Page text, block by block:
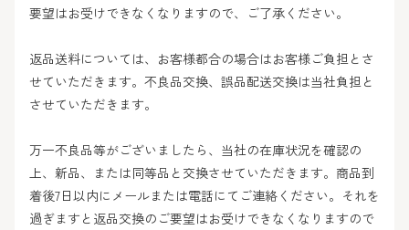
要望はお受けできなくなりますので、ご了承ください。
返品送料については、お客様都合の場合はお客様ご負担とさ
せていただきます。不良品交換、誤品配送交換は当社負担と
させていただきます。
万一不良品等がございましたら、当社の在庫状況を確認の
上、新品、または同等品と交換させていただきます。商品到
着後7日以内にメールまたは電話にてご連絡ください。それを
過ぎますと返品交換のご要望はお受けできなくなりますので